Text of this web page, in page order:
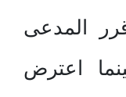
المدعى
اعترض